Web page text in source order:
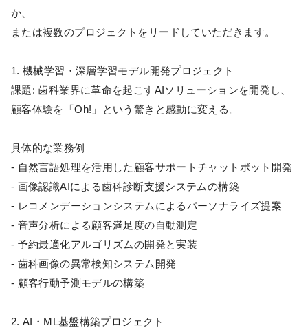
か、
または複数のプロジェクトをリードしていただきます。
1. 機械学習・深層学習モデル開発プロジェクト
課題: 歯科業界に革命を起こすAIソリューションを開発し、
顧客体験を「Oh!」という驚きと感動に変える。
具体的な業務例
- 自然言語処理を活用した顧客サポートチャットボット開発
- 画像認識AIによる歯科診断支援システムの構築
- レコメンデーションシステムによるパーソナライズ提案
- 音声分析による顧客満足度の自動測定
- 予約最適化アルゴリズムの開発と実装
- 歯科画像の異常検知システム開発
- 顧客行動予測モデルの構築
2. AI・ML基盤構築プロジェクト